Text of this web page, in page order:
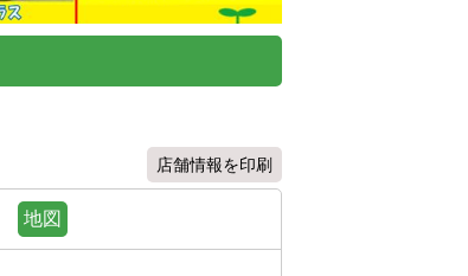
店舗情報を印刷
地図